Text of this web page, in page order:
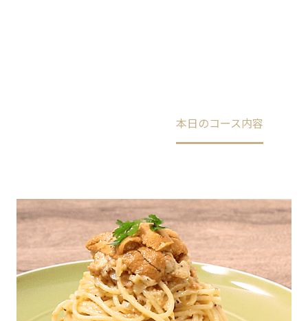
本日のコース内容